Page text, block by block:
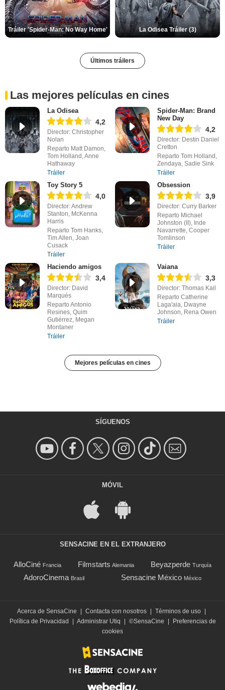
Tráiler 'Spider-Man: No Way Home' La Odisea Tráiler (3)
Últimos tráilers
Las mejores películas en cines
La Odisea
4,2
Director: Christopher
Nolan
Reparto Matt Damon,
Tom Holland, Anne
Hathaway
Tráiler
Spider-Man: Brand
New Day
4,2
Director: Destin Daniel
Cretton
Reparto Tom Holland,
Zendaya, Sadie Sink
Tráiler
Toy Story 5
4,0
Director: Andrew
Stanton, McKenna
Harris
Reparto Tom Hanks,
Tim Allen, Joan
Cusack
Tráiler
Obsession
3,9
Director: Curry Barker
Reparto Michael
Johnston (II), Inde
Navarrette, Cooper
Tomlinson
Tráiler
Haciendo amigos
3,4
Director: David
Marqués
Reparto Antonio
Resines, Quim
Gutiérrez, Megan
Montaner
Tráiler
Vaiana
3,3
Director: Thomas Kail
Reparto Catherine
Laga'aia, Dwayne
Johnson, Rena Owen
Tráiler
Mejores películas en cines
SÍGUENOS
MÓVIL
SENSACINE EN EL EXTRANJERO
AlloCiné Francia Filmstarts Alemania Beyazperde Turquía
AdoroCinema Brasil Sensacine México México
Acerca de SensaCine Contacta con nosotros Términos de uso
Política de Privacidad
Administrar Utiq ©SensaCine
Preferencias de
cookies